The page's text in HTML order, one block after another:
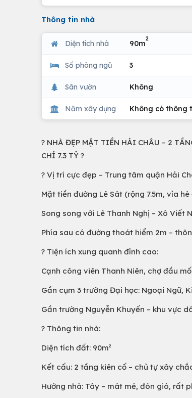
Thông tin nhà
Diện tích nhà 90m
2
Số phòng ngủ 3
Sân vườn Không
Năm xây dựng Không có thông
? NHÀ ĐẸP MẶT TIỀN HẢI CHÂU – 2
CHỈ 7.3 TỶ ?
? Vị trí cực đẹp – Trung tâm quận Hải
Mặt tiền đường Lê Sát (rộng 7.5m, vỉa
Song song với Lê Thanh Nghị – Xô Viết
Phía sau có đường thoát hiểm 2m –
? Tiện ích xung quanh đỉnh cao:
Cạnh công viên Thanh Niên, chợ đầu
Gần cụm 3 trường Đại học: Ngoại Ngữ,
Gần trường Nguyễn Khuyến – khu vực
? Thông tin nhà:
Diện tích đất: 90m²
Kết cấu: 2 tầng kiên cố – chủ tự xây
Hướng nhà: Tây – mát mẻ, đón gió, rất